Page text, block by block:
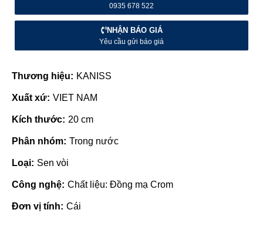
0935 678 522
NHẬN BÁO GIÁ
Yêu cầu gửi báo giá
Thương hiệu: KANISS
Xuất xứ: VIET NAM
Kích thước: 20 cm
Phân nhóm: Trong nước
Loại: Sen vòi
Công nghệ: Chất liệu: Đồng mạ Crom
Đơn vị tính: Cái